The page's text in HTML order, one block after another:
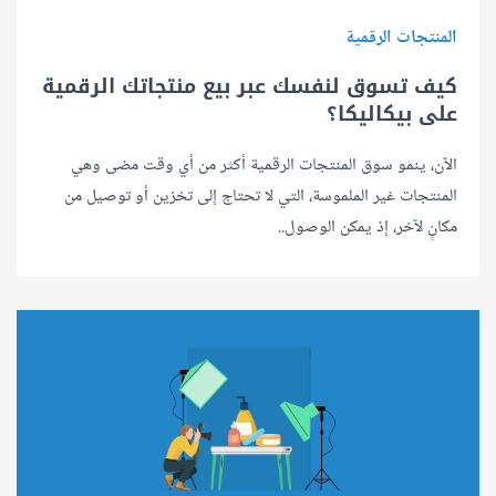
المنتجات الرقمية
كيف تسوق لنفسك عبر بيع منتجاتك الرقمية
على بيكاليكا؟
الآن، ينمو سوق المنتجات الرقمية أكثر من أي وقت مضى وهي
المنتجات غير الملموسة، التي لا تحتاج إلى تخزين أو توصيل من
مكانٍ لآخر، إذ يمكن الوصول..